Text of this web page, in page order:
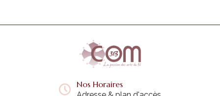
Nos Horaires